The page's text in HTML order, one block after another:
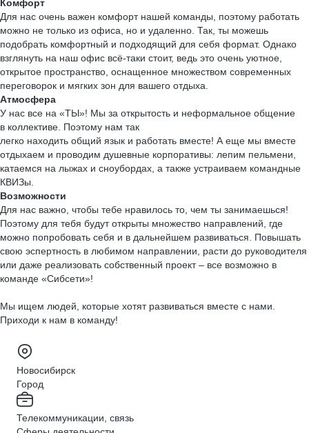
Комфорт
Для нас очень важен комфорт нашей команды, поэтому работать
можно не только из офиса, но и удаленно. Так, ты можешь
подобрать комфортный и подходящий для себя формат. Однако
взглянуть на наш офис всё-таки стоит, ведь это очень уютное,
открытое пространство, оснащенное множеством современных
переговорок и мягких зон для вашего отдыха.
Атмосфера
У нас все на «ТЫ»! Мы за открытость и неформальное общение
в коллективе. Поэтому нам так
легко находить общий язык и работать вместе! А еще мы вместе
отдыхаем и проводим душевные корпоративы: лепим пельмени,
катаемся на лыжах и сноубордах, а также устраиваем командные
КВИЗы.
Возможности
Для нас важно, чтобы тебе нравилось то, чем ты занимаешься!
Поэтому для тебя будут открыты множество направлений, где
можно попробовать себя и в дальнейшем развиваться. Повышать
свою эспертность в любимом направлении, расти до руководителя
или даже реализовать собственный проект – все возможно в
команде «Сибсети»!
Мы ищем людей, которые хотят развиваться вместе с нами.
Приходи к нам в команду!
Новосибирск
Город
Телекоммуникации, связь